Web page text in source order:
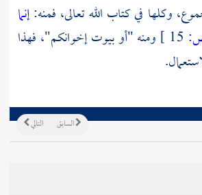
وكلها في كتاب الله تعالى، فمنه:إنما
ومنه "أو بيوت إخوانكم"، فهذا
التالي السابق